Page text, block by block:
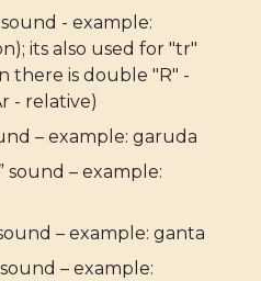
- example:
its also used for "tr"
there is double "R" -
- relative)
– example: garuda
sound – example:
– example: ganta
– example: